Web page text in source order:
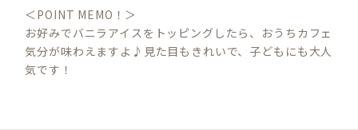
＜POINT MEMO！＞
お好みでバニラアイスをトッピングしたら、おうちカフェ
気分が味わえますよ♪見た目もきれいで、子どもにも大人
気です！